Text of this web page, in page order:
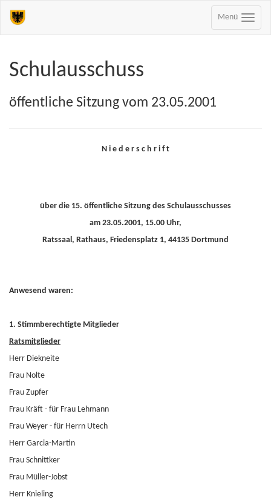
Menü
Schulausschuss
öffentliche Sitzung vom 23.05.2001
N i e d e r s c h r i f t
über die 15. öffentliche Sitzung des Schulausschusses
am 23.05.2001, 15.00 Uhr,
Ratssaal, Rathaus, Friedensplatz 1, 44135 Dortmund
Anwesend waren:
1. Stimmberechtigte Mitglieder
Ratsmitglieder
Herr Diekneite
Frau Nolte
Frau Zupfer
Frau Kräft - für Frau Lehmann
Frau Weyer - für Herrn Utech
Herr Garcia-Martin
Frau Schnittker
Frau Müller-Jobst
Herr Knieling